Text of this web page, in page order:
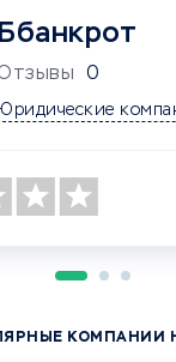
Ббанкрот
0
Юридические
КОМПАНИИ